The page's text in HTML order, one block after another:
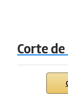
Corte